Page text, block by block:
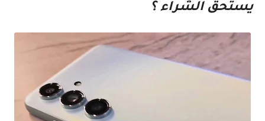
يستحق الشراء ؟